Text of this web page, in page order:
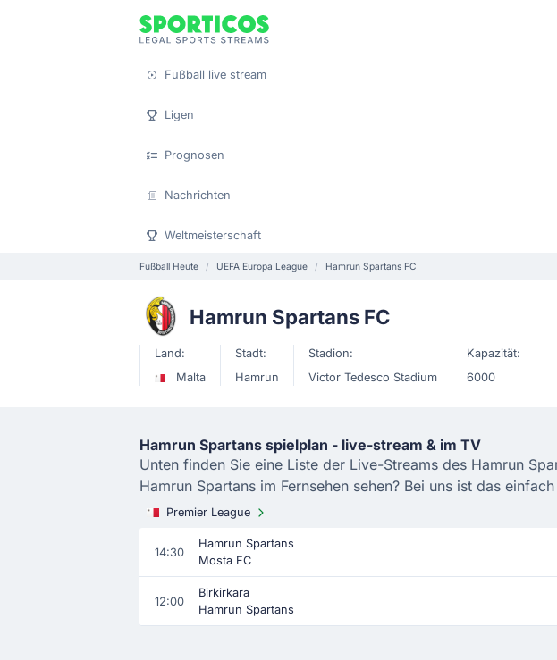
Fußball live stream
Ligen
Prognosen
Nachrichten
Weltmeisterschaft
Fußball Heute UEFA Europa League Hamrun Spartans FC
Hamrun Spartans FC
Land:
Malta
Stadt:
Hamrun
Stadion:
Victor Tedesco Stadium
Kapazität:
6000
Hamrun Spartans spielplan - live-stream & im TV
Unten finden Sie eine Liste der Live-Streams des Hamrun
Hamrun Spartans im Fernsehen sehen? Bei uns ist das einfach
Premier League
14:30
Hamrun Spartans
Mosta FC
12:00
Birkirkara
Hamrun Spartans